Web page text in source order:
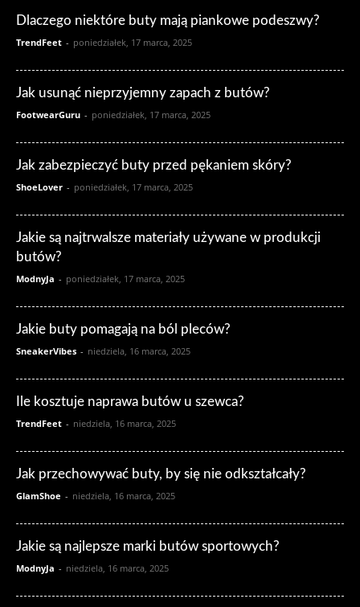
Dlaczego niektóre buty mają piankowe podeszwy?
TrendFeet - poniedziałek, 17 marca, 2025
Jak usunąć nieprzyjemny zapach z butów?
FootwearGuru - poniedziałek, 17 marca, 2025
Jak zabezpieczyć buty przed pękaniem skóry?
ShoeLover - poniedziałek, 17 marca, 2025
Jakie są najtrwalsze materiały używane w produkcji
butów?
ModnyJa - poniedziałek, 17 marca, 2025
Jakie buty pomagają na ból pleców?
SneakerVibes - niedziela, 16 marca, 2025
Ile kosztuje naprawa butów u szewca?
TrendFeet - niedziela, 16 marca, 2025
Jak przechowywać buty, by się nie odkształcały?
GlamShoe - niedziela, 16 marca, 2025
Jakie są najlepsze marki butów sportowych?
ModnyJa - niedziela, 16 marca, 2025